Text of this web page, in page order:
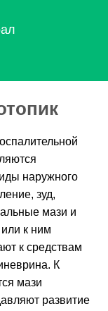
наружного
зуд,
мази и
к ним
к средствам
К
мази
развитие